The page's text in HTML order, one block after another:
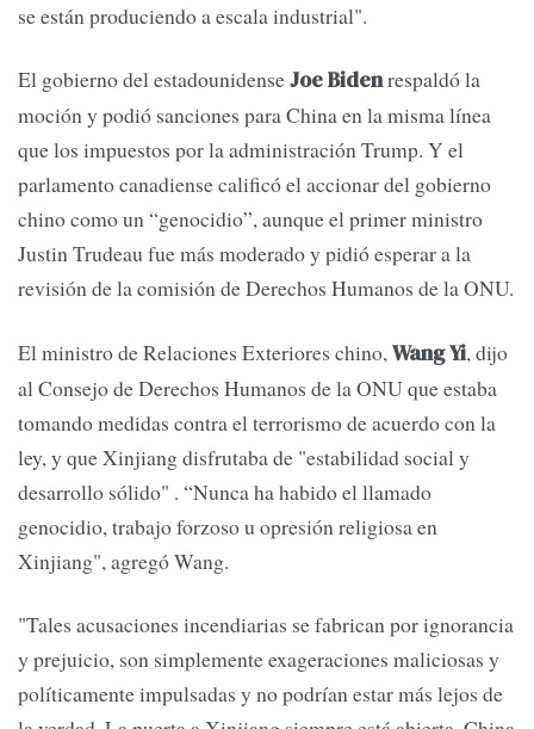
se están produciendo a escala industrial".
El gobierno del estadounidenseJoe Bidenrespaldó la
moción y podió sanciones para China en la misma línea
que los impuestos por la administración Trump. Y el
parlamento canadiense calificó el accionar del gobierno
chino como un “genocidio”, aunque el primer ministro
Justin Trudeau fue más moderado y pidió esperar a la
revisión de la comisión de Derechos Humanos de la ONU.
El ministro de Relaciones Exteriores chino,Wang Yi, dijo
al Consejo de Derechos Humanos de la ONU que estaba
tomando medidas contra el terrorismo de acuerdo con la
ley, y que Xinjiang disfrutaba de "estabilidad social y
desarrollo sólido" . “Nunca ha habido el llamado
genocidio, trabajo forzoso u opresión religiosa en
Xinjiang", agregó Wang.
"Tales acusaciones incendiarias se fabrican por ignorancia
y prejuicio, son simplemente exageraciones maliciosas y
políticamente impulsadas y no podrían estar más lejos de